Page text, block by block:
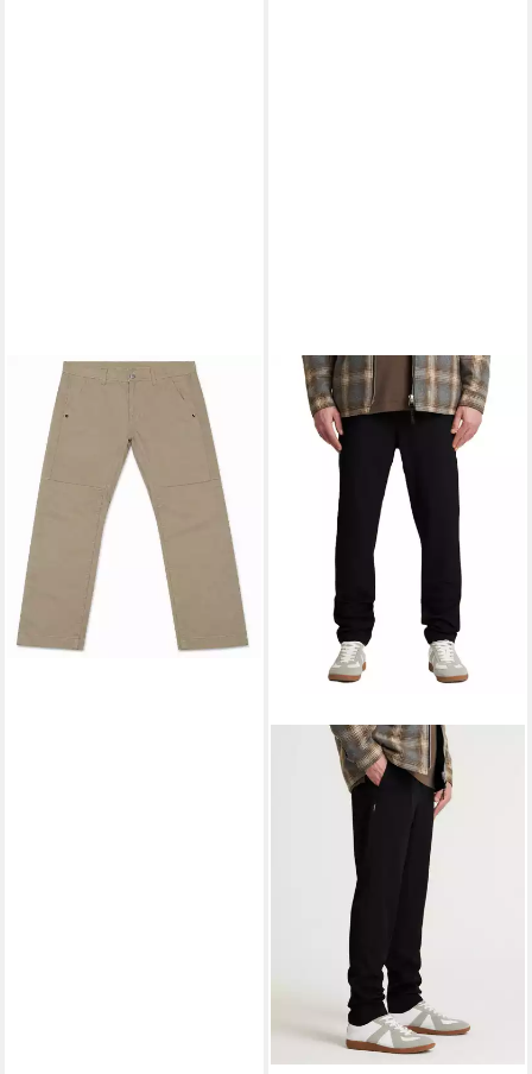
CHASIN'
5-Pocket-Hose RESA
MAGNUS
36,25 € 99,95 €
-64%